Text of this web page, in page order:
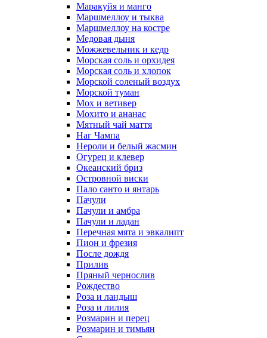
Маракуйя и манго
Маршмеллоу и тыква
Маршмеллоу на костре
Медовая дыня
Можжевельник и кедр
Морская соль и орхидея
Морская соль и хлопок
Морской соленый воздух
Морской туман
Мох и ветивер
Мохито и ананас
Мятный чай маття
Наг Чампа
Нероли и белый жасмин
Огурец и клевер
Океанский бриз
Островной виски
Пало санто и янтарь
Пачули
Пачули и амбра
Пачули и ладан
Перечная мята и эвкалипт
Пион и фрезия
После дождя
Прилив
Пряный чернослив
Рождество
Роза и ландыш
Роза и лилия
Розмарин и перец
Розмарин и тимьян